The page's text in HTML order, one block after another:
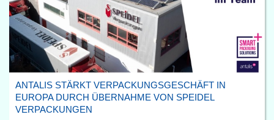
ANTALIS STÄRKT VERPACKUNGSGESCHÄFT IN
EUROPA DURCH ÜBERNAHME VON SPEIDEL
VERPACKUNGEN